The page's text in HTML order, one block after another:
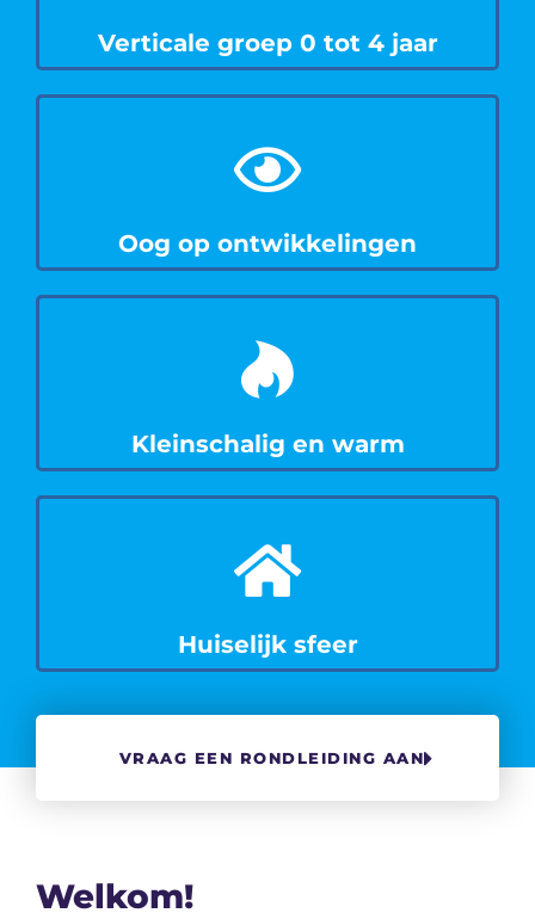
Huiselijk sfeer
Kleinschalig en warm
Oog op ontwikkelingen
Verticale groep 0 tot 4 jaar
VRAAG EEN RONDLEIDING AAN
Welkom!